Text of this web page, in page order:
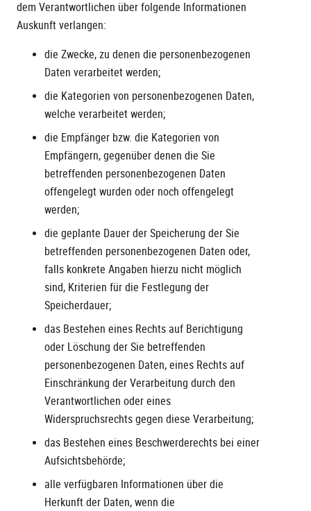
dem Verantwortlichen über folgende Informationen
Auskunft verlangen:
die Zwecke, zu denen die personenbezogenen
Daten verarbeitet werden;
die Kategorien von personenbezogenen Daten,
welche verarbeitet werden;
die Empfänger bzw. die Kategorien von
Empfängern, gegenüber denen die Sie
betreffenden personenbezogenen Daten
offengelegt wurden oder noch offengelegt
werden;
die geplante Dauer der Speicherung der Sie
betreffenden personenbezogenen Daten oder,
falls konkrete Angaben hierzu nicht möglich
sind, Kriterien für die Festlegung der
Speicherdauer;
das Bestehen eines Rechts auf Berichtigung
oder Löschung der Sie betreffenden
personenbezogenen Daten, eines Rechts auf
Einschränkung der Verarbeitung durch den
Verantwortlichen oder eines
Widerspruchsrechts gegen diese Verarbeitung;
das Bestehen eines Beschwerderechts bei einer
Aufsichtsbehörde;
alle verfügbaren Informationen über die
Herkunft der Daten, wenn die